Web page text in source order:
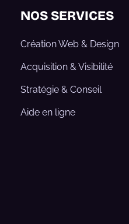
NOS SERVICES
Création Web & Design
Acquisition & Visibilité
Stratégie & Conseil
Aide en ligne